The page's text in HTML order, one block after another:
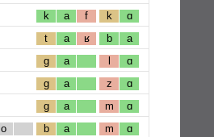
k a f k ɑ
t a ʁ b a
g a l ɑ
g a z ɑ
g a m ɑ
o b a m ɑ